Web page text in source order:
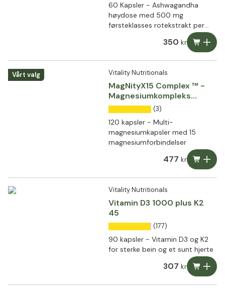
60 Kapsler - Ashwagandha
høydose med 500 mg
førsteklasses rotekstrakt per
350 kr
Vårt valg Vitality Nutritionals
MagNityX15 Complex ™ -
Magnesiumkompleks
med 15 forbindelser
(3)
120 kapsler - Multi-
magnesiumkapsler med 15
magnesiumforbindelser
477 kr
Vitality Nutritionals
Vitamin D3 1000 plus K2
45
(177)
90 kapsler - Vitamin D3 og K2
for sterke bein og et sunt hjerte
307 kr